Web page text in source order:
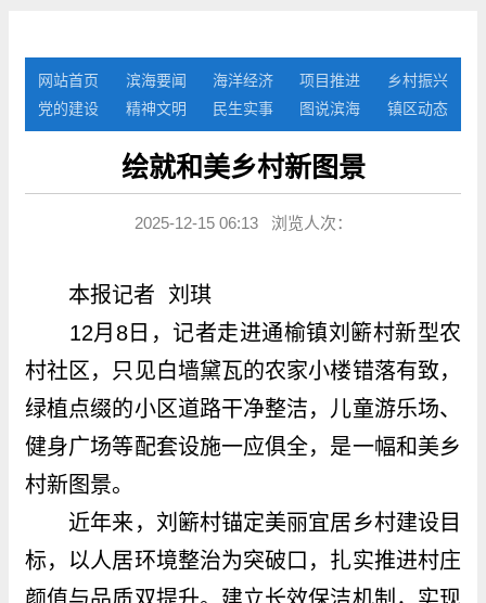
网站首页 滨海要闻 海洋经济 项目推进
乡村振兴
党的建设
精神文明 民生实事 图说滨海 镇区动态
绘就和美乡村新图景
2025-12-15 06:13 浏览人次：
本报记者 刘琪
12月8日，记者走进通榆镇刘簖村新型农
村社区，只见白墙黛瓦的农家小楼错落有致，
绿植点缀的小区道路干净整洁，儿童游乐场、
健身广场等配套设施一应俱全，是一幅和美乡
村新图景。
近年来，刘簖村锚定美丽宜居乡村建设目
标，以人居环境整治为突破口，扎实推进村庄